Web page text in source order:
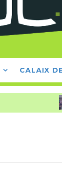
CALAIX